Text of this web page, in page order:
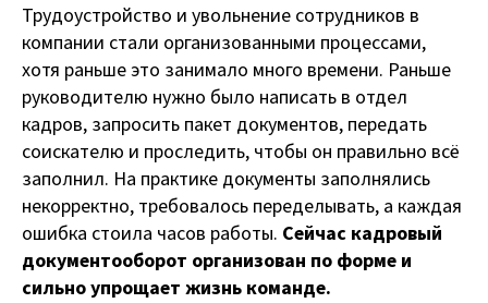
Трудоустройство и увольнение сотрудников в
компании стали организованными процессами,
хотя раньше это занимало много времени. Раньше
руководителю нужно было написать в отдел
кадров, запросить пакет документов, передать
соискателю и проследить, чтобы он правильно всё
заполнил. На практике документы заполнялись
некорректно, требовалось переделывать, а каждая
ошибка стоила часов работы. Сейчас кадровый
документооборот организован по форме и
сильно упрощает жизнь команде.